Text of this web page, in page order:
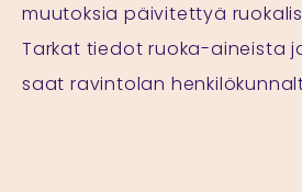
muutoksia päivitettyä
Tarkat tiedot ruoka-aineista
saat ravintolan